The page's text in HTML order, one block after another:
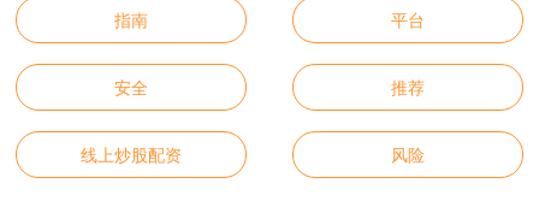
指南 平台
安全 推荐
线上炒股配资 风险